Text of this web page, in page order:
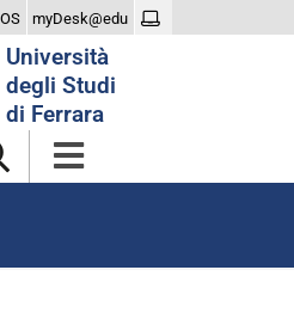
myDesk@edu
Università
degli Studi
di Ferrara